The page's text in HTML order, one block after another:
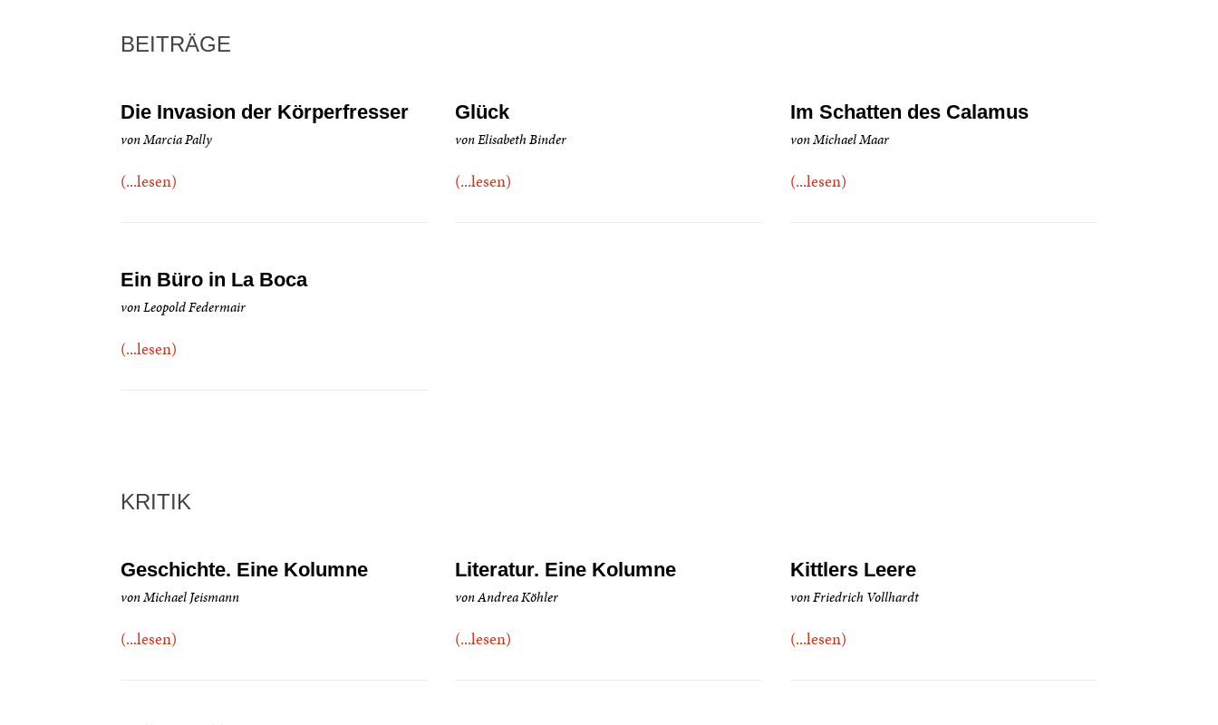
BEITRÄGE
Die Invasion der Körperfresser
von Marcia Pally
(...lesen)
Glück
von Elisabeth Binder
(...lesen)
Im Schatten des Calamus
von Michael Maar
(...lesen)
Ein Büro in La Boca
von Leopold Federmair
(...lesen)
KRITIK
Geschichte. Eine Kolumne
von Michael Jeismann
(...lesen)
Literatur. Eine Kolumne
von Andrea Köhler
(...lesen)
Kittlers Leere
von Friedrich Vollhardt
(...lesen)